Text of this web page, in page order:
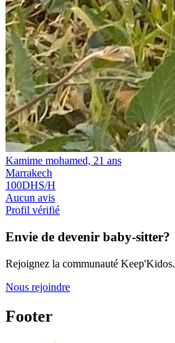
Kamime mohamed, 21 ans
Marrakech
100DHS/H
Aucun avis
Profil vérifié
Envie de devenir baby-sitter?
Rejoignez la communauté Keep'Kidos.
Nous rejoindre
Footer